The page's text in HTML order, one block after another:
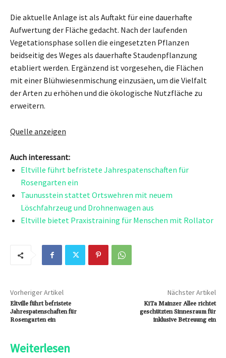
Die aktuelle Anlage ist als Auftakt für eine dauerhafte
Aufwertung der Fläche gedacht. Nach der laufenden
Vegetationsphase sollen die eingesetzten Pflanzen
beidseitig des Weges als dauerhafte Staudenpflanzung
etabliert werden. Ergänzend ist vorgesehen, die Flächen
mit einer Blühwiesenmischung einzusäen, um die Vielfalt
der Arten zu erhöhen und die ökologische Nutzfläche zu
erweitern.
Quelle anzeigen
Auch interessant:
Eltville führt befristete Jahrespatenschaften für
Rosengarten ein
Taunusstein stattet Ortswehren mit neuem
Löschfahrzeug und Drohnenwagen aus
Eltville bietet Praxistraining für Menschen mit Rollator
Vorheriger Artikel
Eltville führt befristete
Jahrespatenschaften für
Rosengarten ein
Nächster Artikel
KiTa Mainzer Allee richtet
geschützten Sinnesraum für
inklusive Betreuung ein
Weiterlesen